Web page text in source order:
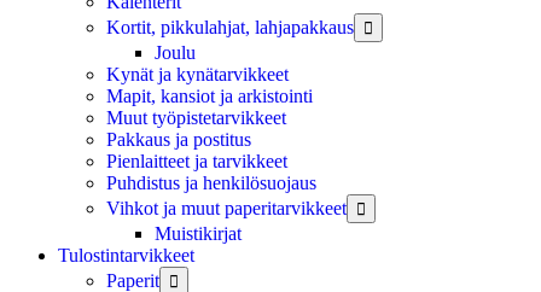
Kortit, pikkulahjat, lahjapakkaus

Joulu
Kynät ja kynätarvikkeet
Mapit, kansiot ja arkistointi
Muut työpistetarvikkeet
Pakkaus ja postitus
Pienlaitteet ja tarvikkeet
Puhdistus ja henkilösuojaus
Vihkot ja muut paperitarvikkeet

Muistikirjat
Tulostintarvikkeet
Paperit
